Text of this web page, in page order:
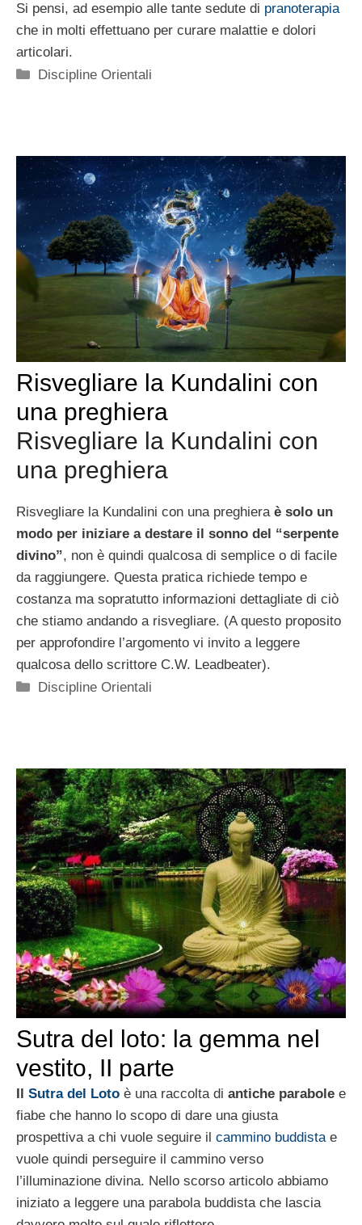
Si pensi, ad esempio alle tante sedute di pranoterapia
che in molti effettuano per curare malattie e dolori
articolari.
Categorie
Discipline Orientali
Risvegliare la Kundalini con
una preghiera
Risvegliare la Kundalini con
una preghiera
Risvegliare la Kundalini con una preghieraè solo un
modo per iniziare a destare il sonno del “serpente
divino”, non è quindi qualcosa di semplice o di facile
da raggiungere. Questa pratica richiede tempo e
costanza ma sopratutto informazioni dettagliate di ciò
che stiamo andando a risvegliare. (A questo proposito
per approfondire l’argomento vi invito a leggere
qualcosa dello scrittore C.W. Leadbeater).
Categorie
Discipline Orientali
Sutra del loto: la gemma nel
vestito, II parte
Sutra del Loto è una raccolta di antiche parabole e
fiabe che hanno lo scopo di dare una giusta
prospettiva a chi vuole seguire il cammino buddistae
vuole quindi perseguire il cammino verso
l’illuminazione divina. Nello scorso articolo abbiamo
iniziato a leggere una parabola buddista che lascia